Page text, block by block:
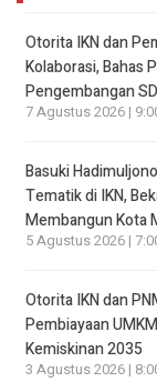
Otorita IKN dan
Kolaborasi, Bahas
Pengembangan
7 Agustus 2026 |
Basuki
Tematik di IKN,
Membangun Kota
5 Agustus 2026 |
Otorita IKN dan
Pembiayaan
Kemiskinan 2035
3 Agustus 2026 |